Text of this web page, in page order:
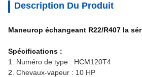
Description Du Produit
Maneurop échangeant R22/R407 la
Spécifications :
1. Numéro de type : HCM120T4
2. Chevaux-vapeur : 10 HP